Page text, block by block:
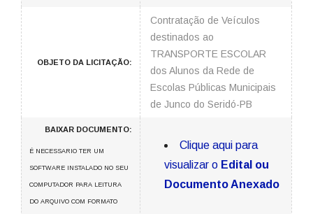
OBJETO DA LICITAÇÃO:
Contratação de Veículos
destinados ao
TRANSPORTE ESCOLAR
dos Alunos da Rede de
Escolas Públicas Municipais
de Junco do Seridó-PB
BAIXAR DOCUMENTO:
É NECESSARIO TER UM
SOFTWARE INSTALADO NO SEU
COMPUTADOR PARA LEITURA
DO ARQUIVO COM FORMATO
Clique aqui para
visualizar o Edital ou
Documento Anexado